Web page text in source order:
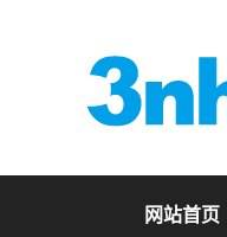
网站首页